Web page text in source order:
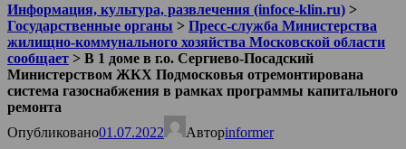
Информация, культура, развлечения (infoce-klin.ru) >
Государственные органы > Пресс-служба Министерства
жилищно-коммунального хозяйства Московской области
сообщает > В 1 доме в г.о. Сергиево-Посадский
Министерством ЖКХ Подмосковья отремонтирована
система газоснабжения в рамках программы капитального
ремонта
Опубликовано01.07.2022 Авторinformer